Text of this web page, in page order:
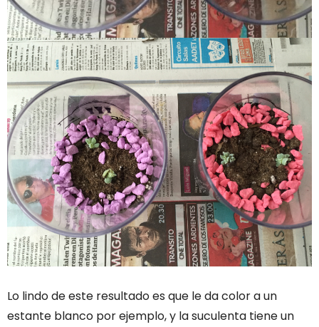
Lo lindo de este resultado es que le da color a un
estante blanco por ejemplo, y la suculenta tiene un